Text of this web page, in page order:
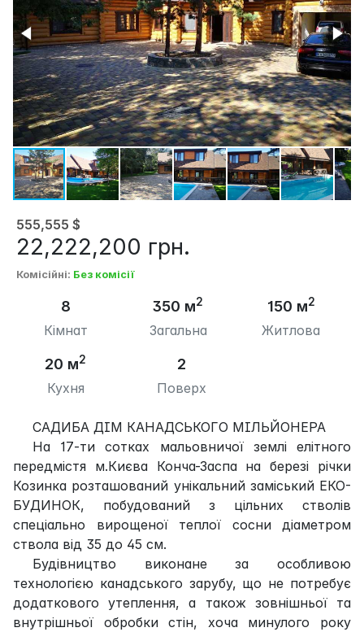
555,555 $
22,222,200 грн.
Комісійні: Без комісії
8
Кімнат
350 м2
Загальна
150 м2
Житлова
20 м2
Кухня
2
Поверх
САДИБА ДІМ КАНАДСЬКОГО МІЛЬЙОНЕРА
На 17-ти сотках мальовничої землі елітного
передмістя м.Києва Конча-Заспа на березі річки
Козинка розташований унікальний заміський ЕКО-
БУДИНОК, побудований з цільних стволів
спеціально вирощеної теплої сосни діаметром
ствола від 35 до 45 см.
Будівництво виконане за особливою
технологією канадського зарубу, що не потребує
додаткового утеплення, а також зовнішньої та
внутрішньої обробки стін, хоча минулого року